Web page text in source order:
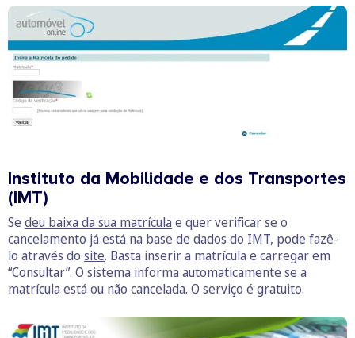
Instituto da Mobilidade e dos Transportes
(IMT)
Se deu baixa da sua matrícula e quer verificar se o
cancelamento já está na base de dados do IMT, pode fazê-
lo através do site. Basta inserir a matrícula e carregar em
“Consultar”. O sistema informa automaticamente se a
matrícula está ou não cancelada. O serviço é gratuito.